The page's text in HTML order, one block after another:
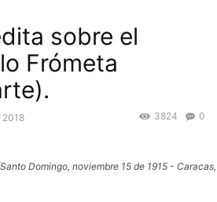
sobre el
Frómeta
2018 0
3824
Domingo, noviembre 15 de 1915 - Caracas,